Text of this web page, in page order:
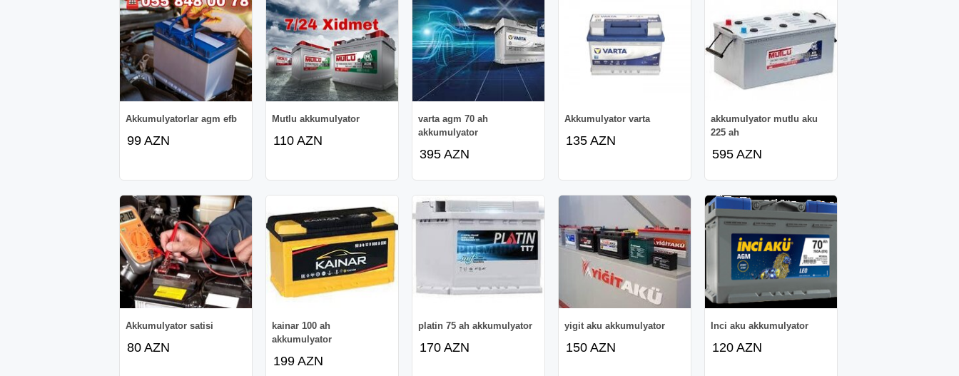
Akkumulyatorlar agm efb
99 AZN
Mutlu akkumulyator
110 AZN
varta agm 70 ah
akkumulyator
395 AZN
Akkumulyator varta
135 AZN
akkumulyator mutlu aku
225 ah
595 AZN
Akkumulyator satisi
80 AZN
kainar 100 ah
akkumulyator
199 AZN
platin 75 ah akkumulyator
170 AZN
yigit aku akkumulyator
150 AZN
Inci aku akkumulyator
120 AZN